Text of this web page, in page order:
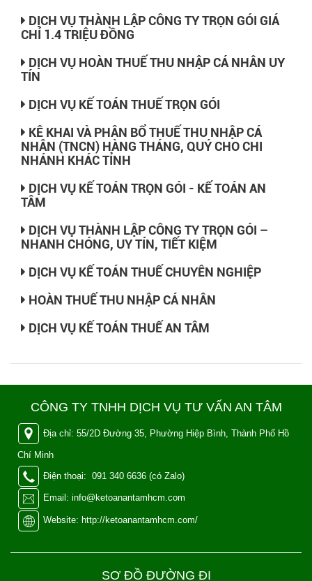
DỊCH VỤ THÀNH LẬP CÔNG TY TRỌN GÓI GIÁ
CHỈ 1.4 TRIỆU ĐỒNG
DỊCH VỤ HOÀN THUẾ THU NHẬP CÁ NHÂN UY
TÍN
DỊCH VỤ KẾ TOÁN THUẾ TRỌN GÓI
KÊ KHAI VÀ PHÂN BỔ THUẾ THU NHẬP CÁ
NHÂN (TNCN) HÀNG THÁNG, QUÝ CHO CHI
NHÁNH KHÁC TỈNH
DỊCH VỤ KẾ TOÁN TRỌN GÓI - KẾ TOÁN AN
TÂM
DỊCH VỤ THÀNH LẬP CÔNG TY TRỌN GÓI –
NHANH CHÓNG, UY TÍN, TIẾT KIỆM
DỊCH VỤ KẾ TOÁN THUẾ CHUYÊN NGHIỆP
HOÀN THUẾ THU NHẬP CÁ NHÂN
DỊCH VỤ KẾ TOÁN THUẾ AN TÂM
CÔNG TY TNHH DỊCH VỤ TƯ VẤN AN TÂM
Địa chỉ: 55/2D Đường 35, Phường Hiệp Bình, Thành Phố Hồ
Chí Minh
Điện thoại: 091 340 6636 (có Zalo)
Email: info@ketoanantamhcm.com
Website: http://ketoanantamhcm.com/
SƠ ĐỒ ĐƯỜNG ĐI